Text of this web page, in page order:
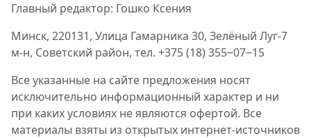
Главный редактор: Гошко Ксения
Минск, 220131, Улица Гамарника 30, Зелёный Луг-7
м-н, Советский район, тел. +375 (18) 355‒07‒15
Все указанные на сайте предложения носят
исключительно информационный характер и ни
при каких условиях не являются офертой. Все
материалы взяты из открытых интернет-источников